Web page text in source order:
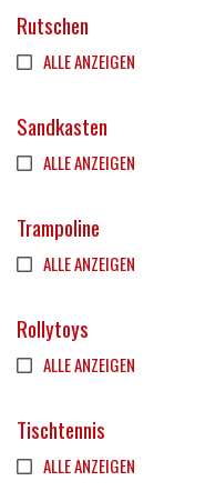
Rutschen
ALLE ANZEIGEN
Sandkasten
ALLE ANZEIGEN
Trampoline
ALLE ANZEIGEN
Rollytoys
ALLE ANZEIGEN
Tischtennis
ALLE ANZEIGEN